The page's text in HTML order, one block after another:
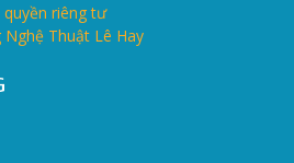
riêng tư
Thuật Lê Hay